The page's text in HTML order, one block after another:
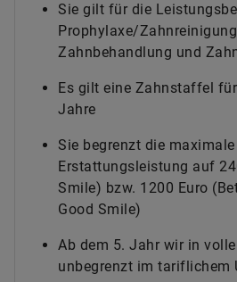
Sie gilt für die
Prophylaxe/
Zahnbehandlung und
Es gilt eine Zahnstaffel
Jahre
Sie begrenzt die maximale
Erstattungsleistung auf
Smile) bzw. 1200 Euro
Good Smile)
Ab dem 5. Jahr wir in
unbegrenzt im tariflichem